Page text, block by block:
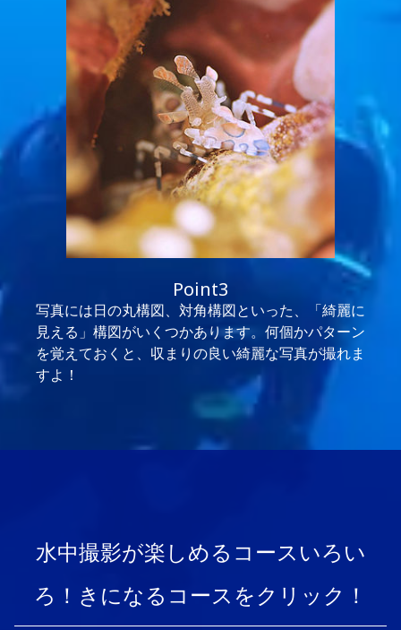
Point3
写真には日の丸構図、対角構図といった、「綺麗に
見える」構図がいくつかあります。何個かパターン
を覚えておくと、収まりの良い綺麗な写真が撮れま
すよ！
水中撮影が楽しめるコースいろい
ろ！きになるコースをクリック！